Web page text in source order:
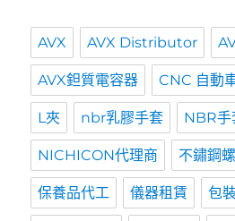
AVX AVX Distributor
AVX鉭質電容器 CNC 自動
L夾 nbr乳膠手套 NBR手
NICHICON代理商 不鏽鋼
保養品代工 儀器租賃 包